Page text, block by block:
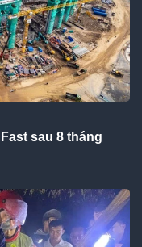
sau 8 tháng